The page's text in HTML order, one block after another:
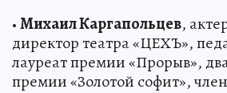
•Михаил Каргапольцев,
директор театра «ЦЕХЪ»,
лауреат премии «Прорыв»,
премии «Золотой софит»,